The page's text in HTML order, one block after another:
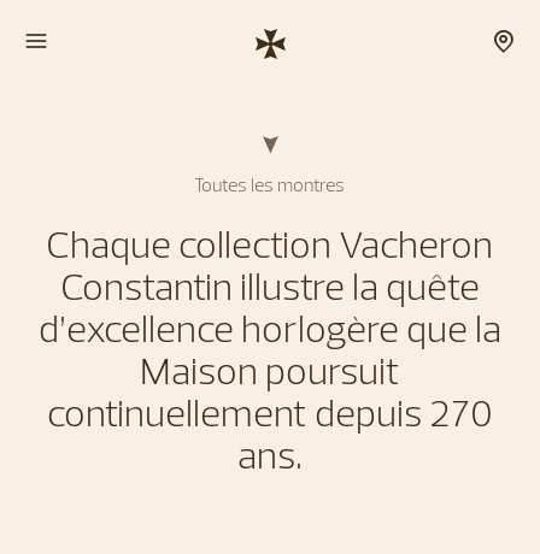
Toutes les montres
Chaque collection Vacheron
Constantin illustre la quête
d’excellence horlogère que la
Maison poursuit
continuellement depuis 270
ans.